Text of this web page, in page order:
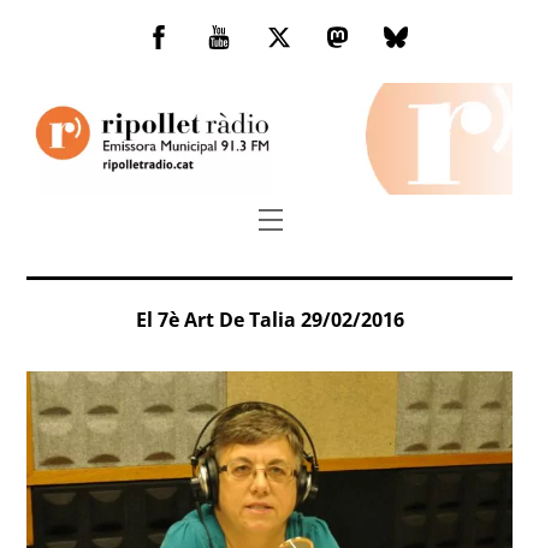
Facebook
You
TwitterMastodonBluesky
Menu
El 7è Art De Talia 29/02/2016